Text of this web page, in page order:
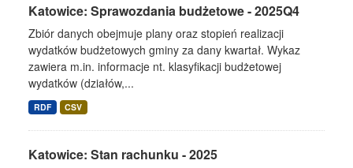
Katowice: Sprawozdania budżetowe - 2025Q4
Zbiór danych obejmuje plany oraz stopień realizacji
wydatków budżetowych gminy za dany kwartał. Wykaz
zawiera m.in. informacje nt. klasyfikacji budżetowej
wydatków (działów,...
RDF CSV
Katowice: Stan rachunku - 2025